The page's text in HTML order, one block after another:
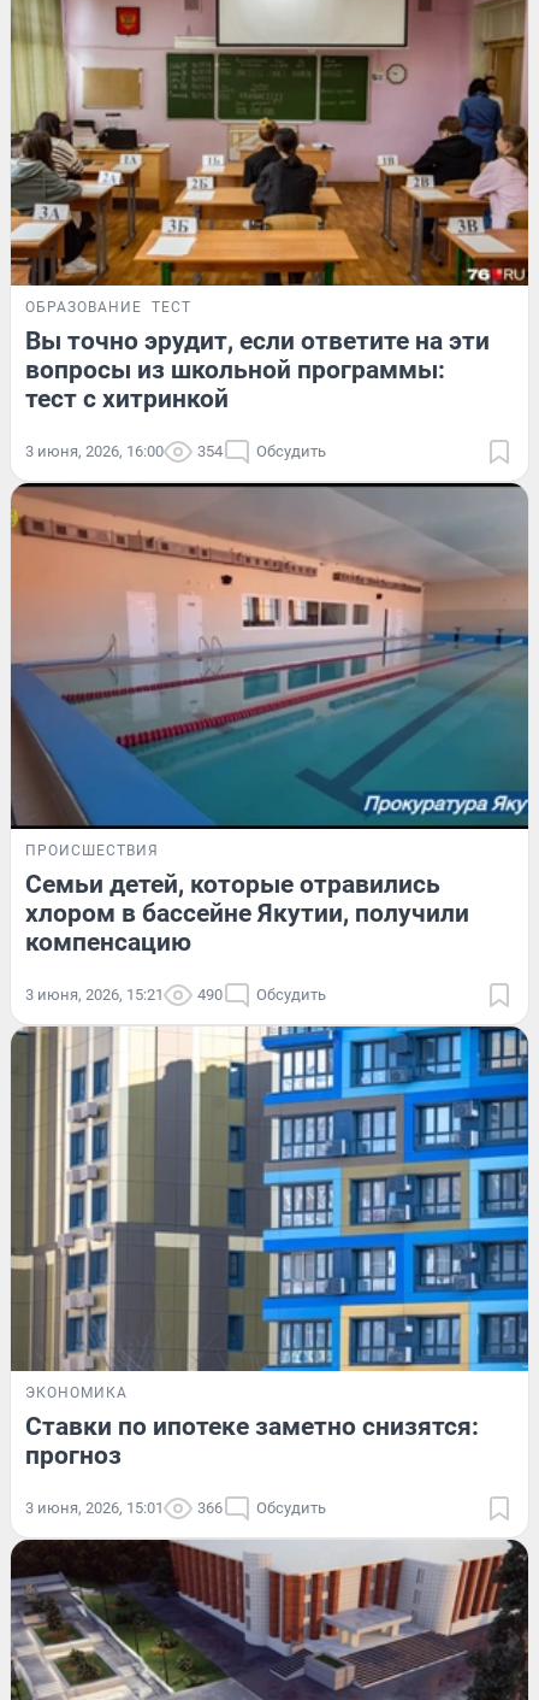
ОБРАЗОВАНИЕ ТЕСТ
Вы точно эрудит, если ответите на эти
вопросы из школьной программы:
тест с хитринкой
3 июня, 2026, 16:00 354 Обсудить
ПРОИСШЕСТВИЯ
Семьи детей, которые отравились
хлором в бассейне Якутии, получили
компенсацию
3 июня, 2026, 15:21 490 Обсудить
ЭКОНОМИКА
Ставки по ипотеке заметно снизятся:
прогноз
3 июня, 2026, 15:01 366 Обсудить